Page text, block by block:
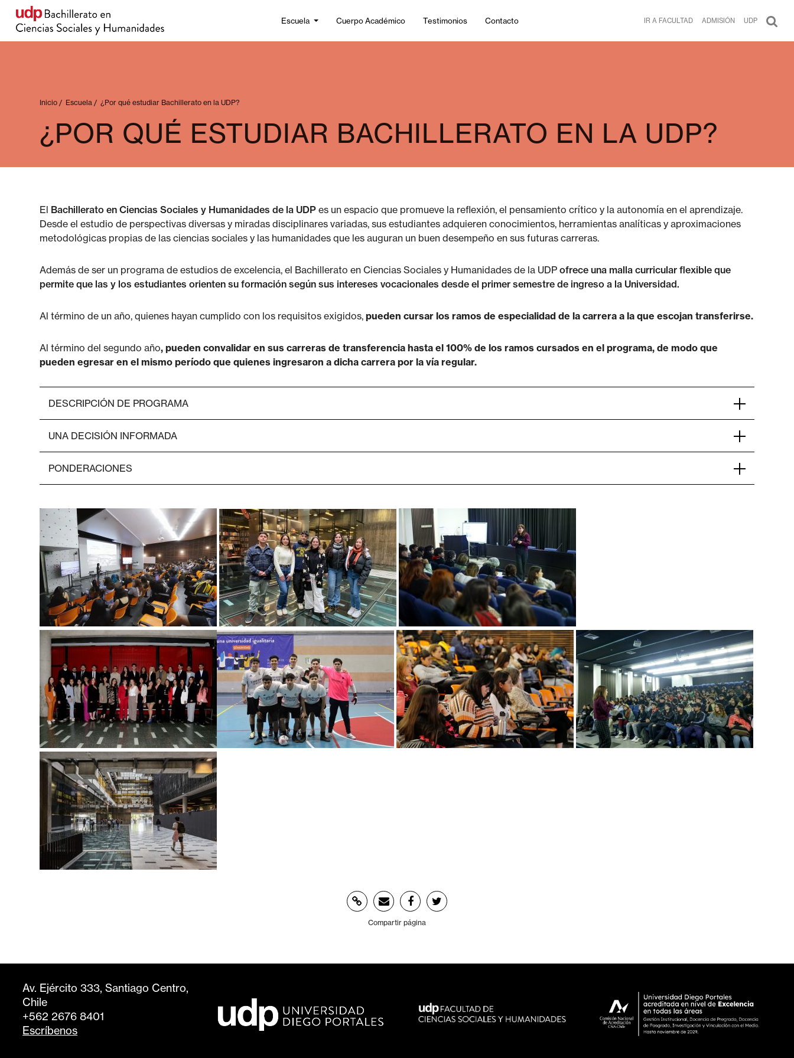
Escuela Cuerpo Académico Testimonios Contacto IR A FACULTAD ADMISIÓN UDP
Inicio / Escuela / ¿Por qué estudiar Bachillerato en la UDP?
¿POR QUÉ ESTUDIAR BACHILLERATO EN LA UDP?
El Bachillerato en Ciencias Sociales y Humanidades de la UDP es un espacio que promueve la reflexión, el pensamiento crítico y la autonomía en el aprendizaje.
Desde el estudio de perspectivas diversas y miradas disciplinares variadas, sus estudiantes adquieren conocimientos, herramientas analíticas y aproximaciones
metodológicas propias de las ciencias sociales y las humanidades que les auguran un buen desempeño en sus futuras carreras.
Además de ser un programa de estudios de excelencia, el Bachillerato en Ciencias Sociales y Humanidades de la UDPofrece una malla curricular flexible que
permite que las y los estudiantes orienten su formación según sus intereses vocacionales desde el primer semestre de ingreso a la Universidad.
Al término de un año, quienes hayan cumplido con los requisitos exigidos,pueden cursar los ramos de especialidad de la carrera a la que escojan transferirse.
Al término del segundo año, pueden convalidar en sus carreras de transferencia hasta el 100% de los ramos cursados en el programa, de modo que
pueden egresar en el mismo período que quienes ingresaron a dicha carrera por la vía regular.
DESCRIPCIÓN DE PROGRAMA
UNA DECISIÓN INFORMADA
PONDERACIONES
Compartir página
Av. Ejército 333, Santiago Centro,
Chile
+562 2676 8401
Escríbenos